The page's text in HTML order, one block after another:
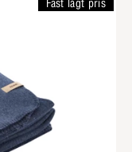
Fast lågt pris